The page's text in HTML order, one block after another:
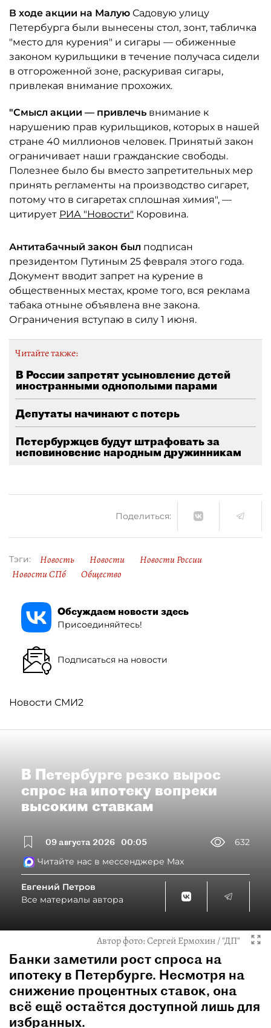
В ходе акции на Малую Садовую улицу
Петербурга были вынесены стол, зонт, табличка
"место для курения" и сигары — обиженные
законом курильщики в течение получаса сидели
в отгороженной зоне, раскуривая сигары,
привлекая внимание прохожих.
"Смысл акции — привлечь внимание к
нарушению прав курильщиков, которых в нашей
стране 40 миллионов человек. Принятый закон
ограничивает наши гражданские свободы.
Полезнее было бы вместо запретительных мер
принять регламенты на производство сигарет,
потому что в сигаретах сплошная химия", —
цитирует РИА "Новости" Коровина.
Антитабачный закон был подписан
президентом Путиным 25 февраля этого года.
Документ вводит запрет на курение в
общественных местах, кроме того, вся реклама
табака отныне объявлена вне закона.
Ограничения вступаю в силу 1 июня.
Читайте также:
В России запретят усыновление детей
иностранными однополыми парами
Депутаты начинают с потерь
Петербуржцев будут штрафовать за
неповиновение народным дружинникам
Поделиться:
Тэги: Новость Новости
Новости России
Новости СПб
Общество
Обсуждаем новости здесь
Присоединяйтесь!
Подписаться на новости
Новости СМИ2
В Петербурге резко вырос
спрос на ипотеку вопреки
высоким ставкам
09 августа 2026 00:05
632
Читайте нас в мессенджере Max
Евгений Петров
Все материалы автора
Автор фото:Сергей Ермохин / "ДП"
Банки заметили рост спроса на
ипотеку в Петербурге. Несмотря на
снижение процентных ставок, она
всё ещё остаётся доступной лишь для
избранных.